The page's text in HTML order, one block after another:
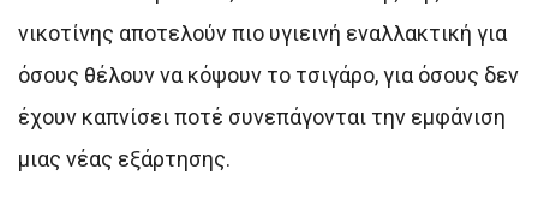
νικοτίνης αποτελούν πιο υγιεινή εναλλακτική για
όσους θέλουν να κόψουν το τσιγάρο, για όσους δεν
έχουν καπνίσει ποτέ συνεπάγονται την εμφάνιση
μιας νέας εξάρτησης.